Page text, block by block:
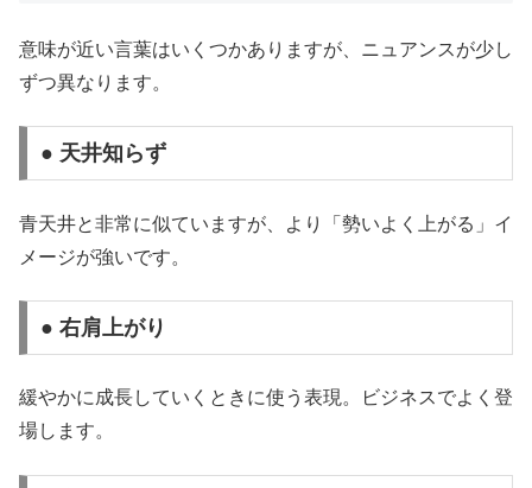
意味が近い言葉はいくつかありますが、ニュアンスが少し
ずつ異なります。
● 天井知らず
青天井と非常に似ていますが、より「勢いよく上がる」イ
メージが強いです。
● 右肩上がり
緩やかに成長していくときに使う表現。ビジネスでよく登
場します。